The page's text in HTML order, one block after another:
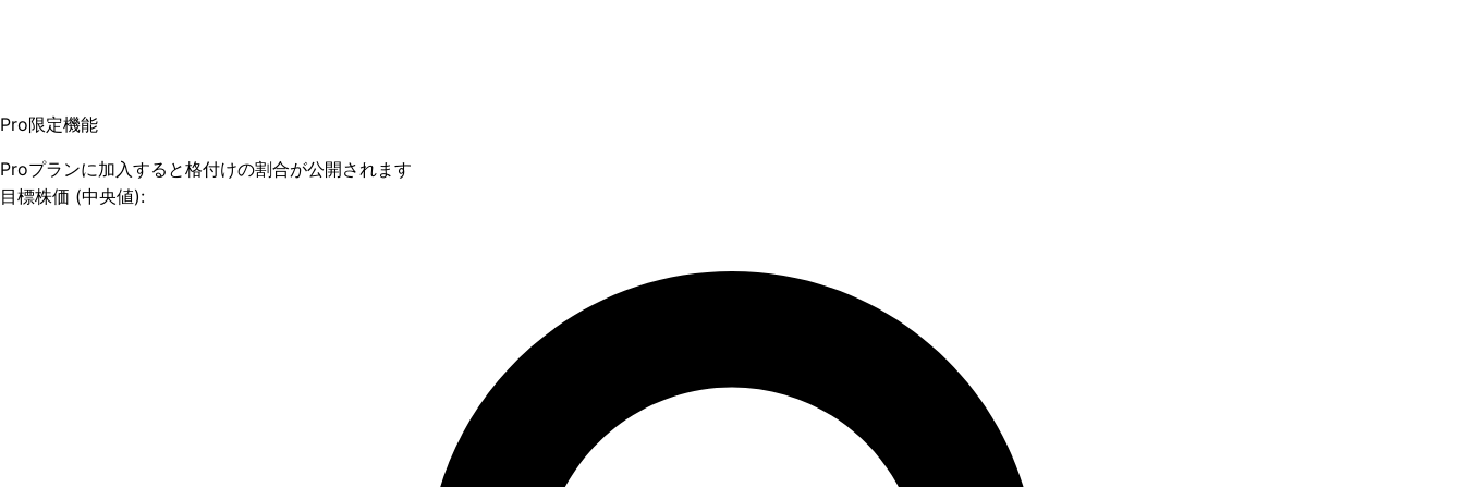
Pro限定機能
Proプランに加入すると格付けの割合が公開されます
目標株価 (中央値):